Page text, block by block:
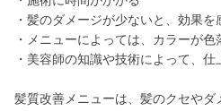
・髪のダメージが少ないと、効果を
・メニューによっては、カラーが色
・美容師の知識や技術によって、
髪質改善メニューは、髪のクセや